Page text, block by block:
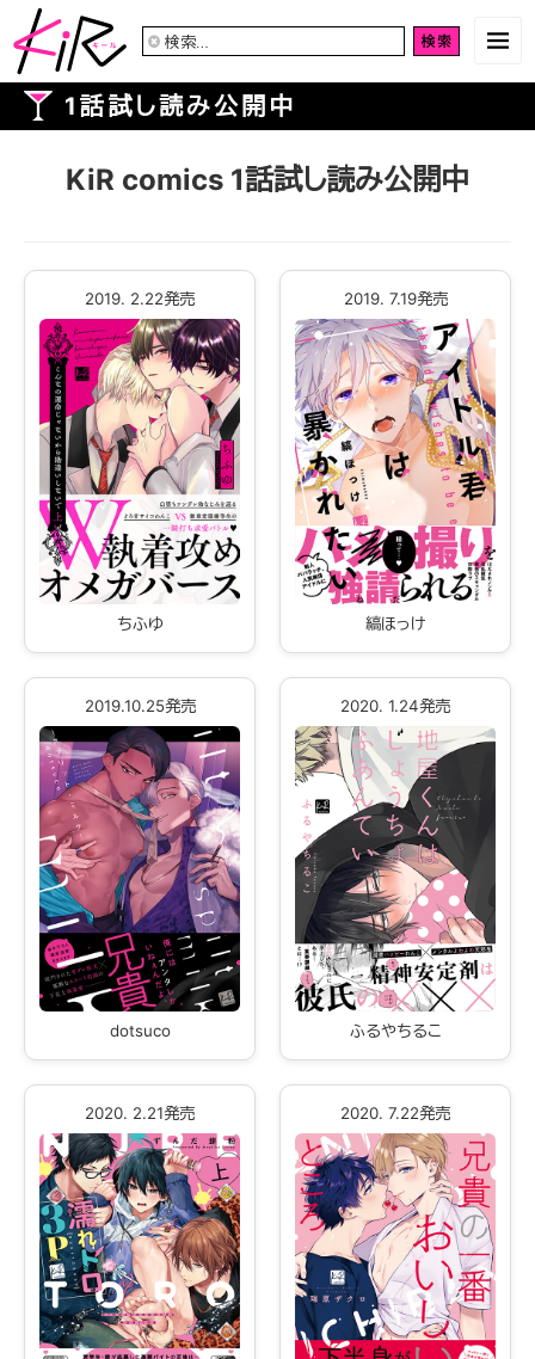
検
1話試し読み公開中
KiR comics 1話試し読み公開中
2019. 2.22発売
ちふゆ
2019. 7.19発売
縞ほっけ
2019.10.25発売
dotsuco
2020. 1.24発売
ふるやちるこ
2020. 2.21発売 2020. 7.22発売